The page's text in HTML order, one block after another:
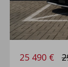
25 490 €